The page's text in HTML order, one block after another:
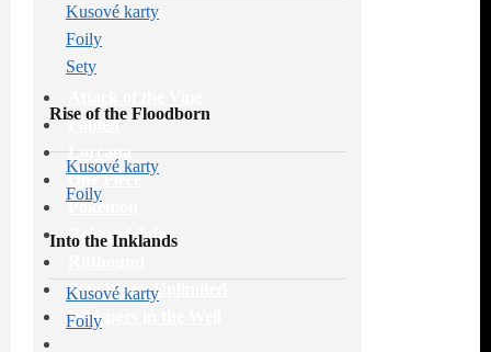
Fabled
Lorcana
One Piece
Pokémon
Reign of Jafar
Star Wars: Unlimited
Whispers in the Well
Kusové karty
Foily
Sety
Rise of the Floodborn
Kusové karty
Foily
Into the Inklands
Kusové karty
Foily